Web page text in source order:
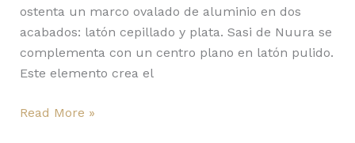
ostenta un marco ovalado de aluminio en dos
acabados: latón cepillado y plata. Sasi de Nuura se
complementa con un centro plano en latón pulido.
Este elemento crea el
Read More »